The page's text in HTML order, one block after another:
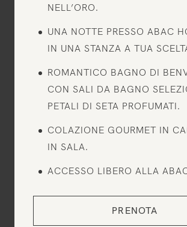
NELL’ORO.
UNA NOTTE PRESSO ABAC
IN UNA STANZA A TUA
ROMANTICO BAGNO DI
CON SALI DA BAGNO
PETALI DI SETA PROFUMATI.
COLAZIONE GOURMET IN
IN SALA.
ACCESSO LIBERO ALLA
PRENOTA